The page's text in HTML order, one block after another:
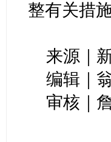
整有关措
来源｜
编辑｜
审核｜